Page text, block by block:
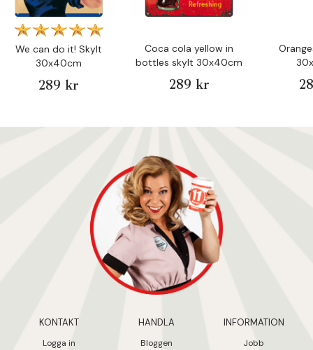
We can do it! Skylt
30x40cm
289 kr
Coca cola yellow in
bottles skylt 30x40cm
289 kr
KONTAKT
Logga in
HANDLA
Bloggen
INFORMATION
Jobb